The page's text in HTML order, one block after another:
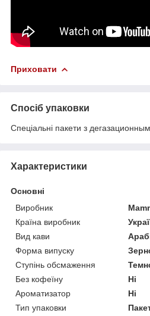
Приховати
Спосіб упаковки
Спеціальні пакети з
Характеристики
Основні
Виробник
Країна виробник
Вид кави
Форма випуску
Ступінь обсмаження
Без кофеїну
Ні
Ароматизатор
Ні
Тип упаковки